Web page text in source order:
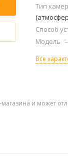
Тип
Способ
Модель
Все
и может